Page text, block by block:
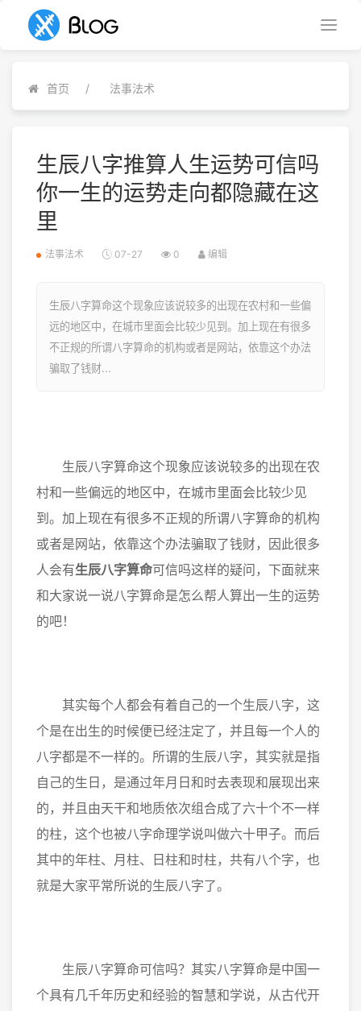
首页 法事法术
生辰八字推算人生运势可信吗
你一生的运势走向都隐藏在这
里
法事法术 07-27 0 编辑
生辰八字算命这个现象应该说较多的出现在农村和一些偏
远的地区中，在城市里面会比较少见到。加上现在有很多
不正规的所谓八字算命的机构或者是网站，依靠这个办法
骗取了钱财...
生辰八字算命这个现象应该说较多的出现在农
村和一些偏远的地区中，在城市里面会比较少见
到。加上现在有很多不正规的所谓八字算命的机构
或者是网站，依靠这个办法骗取了钱财，因此很多
人会有生辰八字算命可信吗这样的疑问，下面就来
和大家说一说八字算命是怎么帮人算出一生的运势
的吧！
其实每个人都会有着自己的一个生辰八字，这
个是在出生的时候便已经注定了，并且每一个人的
八字都是不一样的。所谓的生辰八字，其实就是指
自己的生日，是通过年月日和时去表现和展现出来
的，并且由天干和地质依次组合成了六十个不一样
的柱，这个也被八字命理学说叫做六十甲子。而后
其中的年柱、月柱、日柱和时柱，共有八个字，也
就是大家平常所说的生辰八字了。
生辰八字算命可信吗？其实八字算命是中国一
个具有几千年历史和经验的智慧和学说，从古代开